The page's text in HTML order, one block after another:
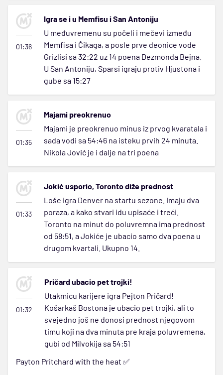
01:36
Igra se i u Memfisu i San Antoniju
U međuvremenu su počeli i mečevi između
Memfisa i Čikaga, a posle prve deonice vode
Grizlisi sa 32:22 uz 14 poena Dezmonda Bejna.
U San Antoniju, Sparsi igraju protiv Hjustona i
gube sa 15:27
01:35
Majami preokrenuo
Majami je preokrenuo minus iz prvog kvaratala i
sada vodi sa 54:46 na isteku prvih 24 minuta.
Nikola Jović je i dalje na tri poena
01:33
Jokić usporio, Toronto diže prednost
Loše igra Denver na startu sezone. Imaju dva
poraza, a kako stvari idu upisaće i treći.
Toronto na minut do poluvremna ima prednost
od 58:51, a Jokiće je ubacio samo dva poena u
drugom kvartali. Ukupno 14.
01:32
Pričard ubacio pet trojki!
Utakmicu karijere igra Pejton Pričard!
Košarkaš Bostona je ubacio pet trojki, ali to
svejedno još ne donosi prednost njegovom
timu koji na dva minuta pre kraja poluvremena,
gubi od Milvokija sa 54:51
Payton Pritchard with the heat ✅